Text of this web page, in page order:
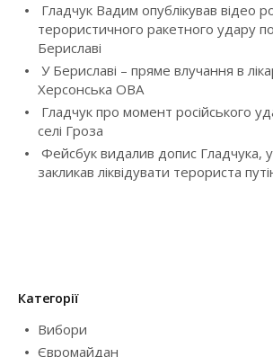
a
n
Гладчук Вадим опублікував відео
терористичного ракетного удару по
Бериславі
У Бериславі – пряме влучання в
Херсонська ОВА
Гладчук про момент російського
селі Гроза
Фейсбук видалив допис Гладчука, у
закликав ліквідувати терориста
Категорії
Вибори
Євромайдан